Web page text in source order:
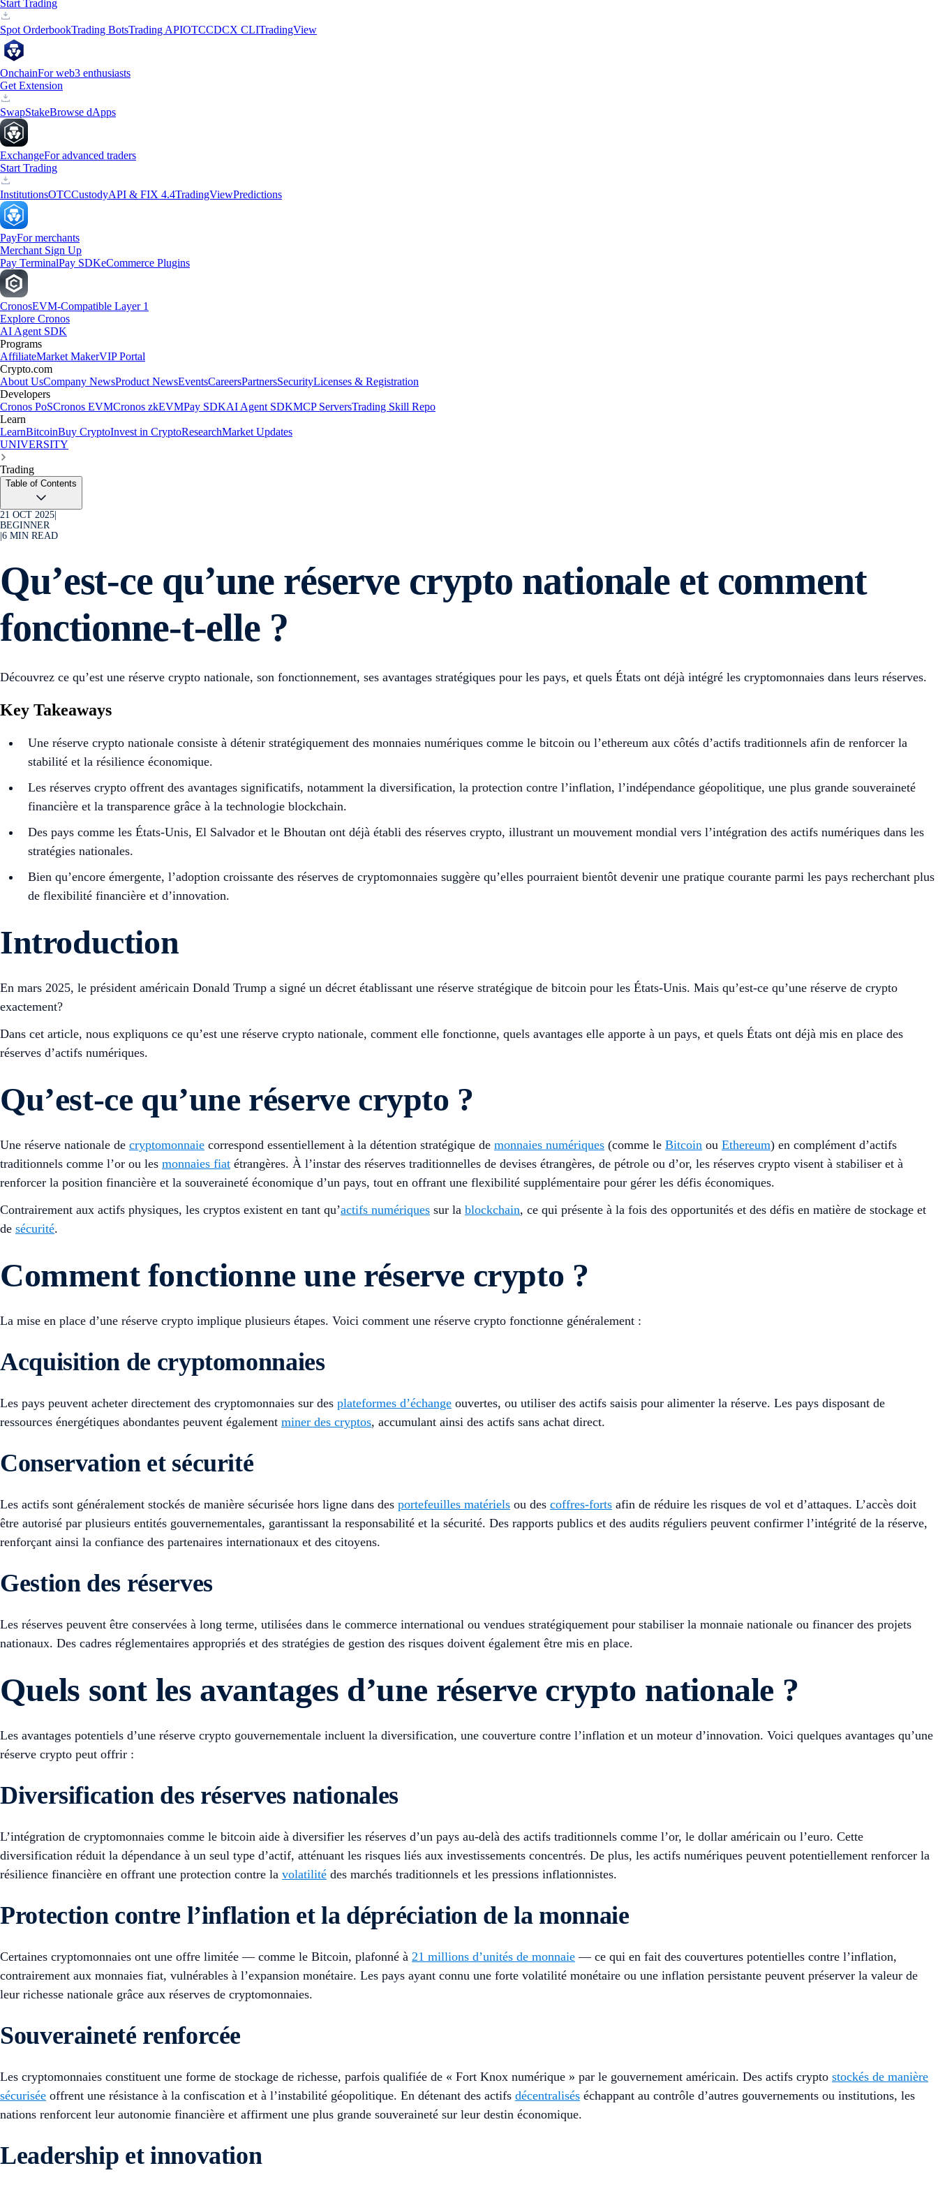
Start Trading
Spot OrderbookTrading BotsTrading APIOTCCDCX CLITradingView
OnchainFor web3 enthusiasts
Get Extension
SwapStakeBrowse dApps
ExchangeFor advanced traders
Start Trading
InstitutionsOTCCustodyAPI & FIX 4.4TradingViewPredictions
PayFor merchants
Merchant Sign Up
Pay TerminalPay SDKeCommerce Plugins
CronosEVM-Compatible Layer 1
Explore Cronos
AI Agent SDK
Programs
AffiliateMarket MakerVIP Portal
Crypto.com
About UsCompany NewsProduct NewsEventsCareersPartnersSecurityLicenses & Registration
Developers
Cronos PoSCronos EVMCronos zkEVMPay SDKAI Agent SDKMCP ServersTrading Skill Repo
Learn
LearnBitcoinBuy CryptoInvest in CryptoResearchMarket Updates
UNIVERSITY
Trading
Table of Contents
21 OCT 2025
BEGINNER
6 MIN READ
Qu’est-ce qu’une réserve crypto nationale et comment
fonctionne-t-elle ?
Découvrez ce qu’est une réserve crypto nationale, son fonctionnement, ses avantages stratégiques pour les pays, et quels États ont déjà intégré les cryptomonnaies dans leurs réserves.
Key Takeaways
Une réserve crypto nationale consiste à détenir stratégiquement des monnaies numériques comme le bitcoin ou l’ethereum aux côtés d’actifs traditionnels afin de renforcer la
stabilité et la résilience économique.
Les réserves crypto offrent des avantages significatifs, notamment la diversification, la protection contre l’inflation, l’indépendance géopolitique, une plus grande souveraineté
financière et la transparence grâce à la technologie blockchain.
Des pays comme les États-Unis, El Salvador et le Bhoutan ont déjà établi des réserves crypto, illustrant un mouvement mondial vers l’intégration des actifs numériques dans les
stratégies nationales.
Bien qu’encore émergente, l’adoption croissante des réserves de cryptomonnaies suggère qu’elles pourraient bientôt devenir une pratique courante parmi les pays recherchant plus
de flexibilité financière et d’innovation.
Introduction
En mars 2025, le président américain Donald Trump a signé un décret établissant une réserve stratégique de bitcoin pour les États-Unis. Mais qu’est-ce qu’une réserve de crypto
exactement?
Dans cet article, nous expliquons ce qu’est une réserve crypto nationale, comment elle fonctionne, quels avantages elle apporte à un pays, et quels États ont déjà mis en place des
réserves d’actifs numériques.
Qu’est-ce qu’une réserve crypto ?
Une réserve nationale de cryptomonnaie correspond essentiellement à la détention stratégique de monnaies numériques (comme le Bitcoin ou Ethereum) en complément d’actifs
traditionnels comme l’or ou les monnaies fiat étrangères. À l’instar des réserves traditionnelles de devises étrangères, de pétrole ou d’or, les réserves crypto visent à stabiliser et à
renforcer la position financière et la souveraineté économique d’un pays, tout en offrant une flexibilité supplémentaire pour gérer les défis économiques.
Contrairement aux actifs physiques, les cryptos existent en tant qu’actifs numériques sur la blockchain, ce qui présente à la fois des opportunités et des défis en matière de stockage et
de sécurité.
Comment fonctionne une réserve crypto ?
La mise en place d’une réserve crypto implique plusieurs étapes. Voici comment une réserve crypto fonctionne généralement :
Acquisition de cryptomonnaies
Les pays peuvent acheter directement des cryptomonnaies sur des plateformes d’échange ouvertes, ou utiliser des actifs saisis pour alimenter la réserve. Les pays disposant de
ressources énergétiques abondantes peuvent également miner des cryptos, accumulant ainsi des actifs sans achat direct.
Conservation et sécurité
Les actifs sont généralement stockés de manière sécurisée hors ligne dans des portefeuilles matériels ou des coffres-forts afin de réduire les risques de vol et d’attaques. L’accès doit
être autorisé par plusieurs entités gouvernementales, garantissant la responsabilité et la sécurité. Des rapports publics et des audits réguliers peuvent confirmer l’intégrité de la réserve,
renforçant ainsi la confiance des partenaires internationaux et des citoyens.
Gestion des réserves
Les réserves peuvent être conservées à long terme, utilisées dans le commerce international ou vendues stratégiquement pour stabiliser la monnaie nationale ou financer des projets
nationaux. Des cadres réglementaires appropriés et des stratégies de gestion des risques doivent également être mis en place.
Quels sont les avantages d’une réserve crypto nationale ?
Les avantages potentiels d’une réserve crypto gouvernementale incluent la diversification, une couverture contre l’inflation et un moteur d’innovation. Voici quelques avantages qu’une
réserve crypto peut offrir :
Diversification des réserves nationales
L’intégration de cryptomonnaies comme le bitcoin aide à diversifier les réserves d’un pays au-delà des actifs traditionnels comme l’or, le dollar américain ou l’euro. Cette
diversification réduit la dépendance à un seul type d’actif, atténuant les risques liés aux investissements concentrés. De plus, les actifs numériques peuvent potentiellement renforcer la
résilience financière en offrant une protection contre la volatilité des marchés traditionnels et les pressions inflationnistes.
Protection contre l’inflation et la dépréciation de la monnaie
Certaines cryptomonnaies ont une offre limitée — comme le Bitcoin, plafonné à 21 millions d’unités de monnaie — ce qui en fait des couvertures potentielles contre l’inflation,
contrairement aux monnaies fiat, vulnérables à l’expansion monétaire. Les pays ayant connu une forte volatilité monétaire ou une inflation persistante peuvent préserver la valeur de
leur richesse nationale grâce aux réserves de cryptomonnaies.
Souveraineté renforcée
Les cryptomonnaies constituent une forme de stockage de richesse, parfois qualifiée de « Fort Knox numérique » par le gouvernement américain. Des actifs crypto stockés de manière
sécurisée offrent une résistance à la confiscation et à l’instabilité géopolitique. En détenant des actifs décentralisés échappant au contrôle d’autres gouvernements ou institutions, les
nations renforcent leur autonomie financière et affirment une plus grande souveraineté sur leur destin économique.
Leadership et innovation